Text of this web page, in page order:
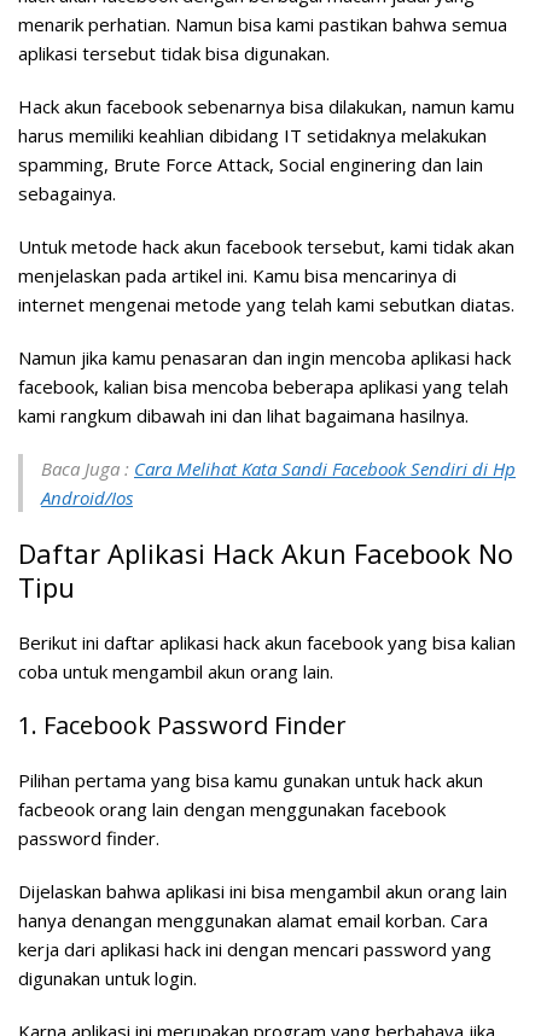
menarik perhatian. Namun bisa kami pastikan bahwa semua
aplikasi tersebut tidak bisa digunakan.
Hack akun facebook sebenarnya bisa dilakukan, namun kamu
harus memiliki keahlian dibidang IT setidaknya melakukan
spamming, Brute Force Attack, Social enginering dan lain
sebagainya.
Untuk metode hack akun facebook tersebut, kami tidak akan
menjelaskan pada artikel ini. Kamu bisa mencarinya di
internet mengenai metode yang telah kami sebutkan diatas.
Namun jika kamu penasaran dan ingin mencoba aplikasi hack
facebook, kalian bisa mencoba beberapa aplikasi yang telah
kami rangkum dibawah ini dan lihat bagaimana hasilnya.
Baca Juga : Cara Melihat Kata Sandi Facebook Sendiri di Hp
Android/Ios
Daftar Aplikasi Hack Akun Facebook No
Tipu
Berikut ini daftar aplikasi hack akun facebook yang bisa kalian
coba untuk mengambil akun orang lain.
1. Facebook Password Finder
Pilihan pertama yang bisa kamu gunakan untuk hack akun
facbeook orang lain dengan menggunakan facebook
password finder.
Dijelaskan bahwa aplikasi ini bisa mengambil akun orang lain
hanya denangan menggunakan alamat email korban. Cara
kerja dari aplikasi hack ini dengan mencari password yang
digunakan untuk login.
Karna aplikasi ini merupakan program yang berbahaya jika